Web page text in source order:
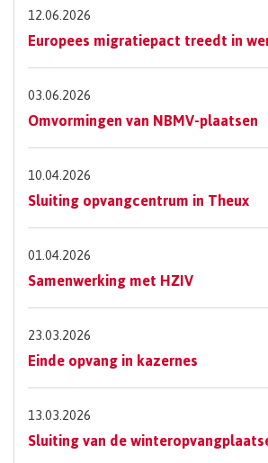
12.06.2026
Europees migratiepact treedt in
03.06.2026
Omvormingen van NBMV-plaatsen
10.04.2026
Sluiting opvangcentrum in Theux
01.04.2026
Samenwerking met HZIV
23.03.2026
Einde opvang in kazernes
13.03.2026
Sluiting van de